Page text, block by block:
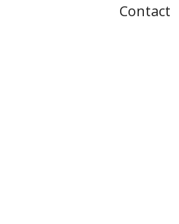
Contact